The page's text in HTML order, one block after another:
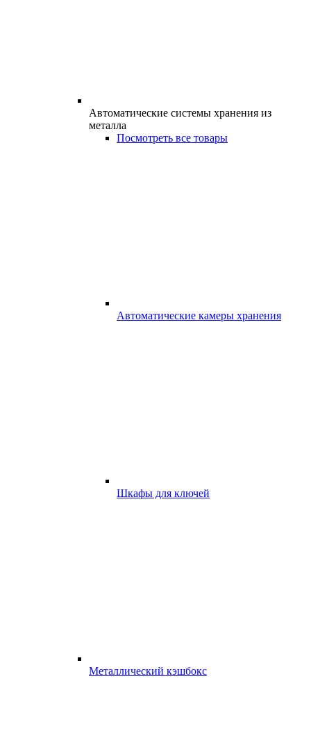
Автоматические системы хранения из
металла
Посмотреть все товары
Автоматические камеры хранения
Шкафы для ключей
Металлический кэшбокс